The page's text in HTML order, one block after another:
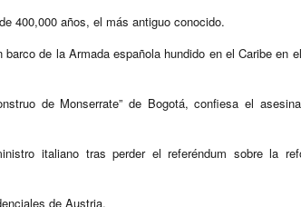
400,000 años, el más antiguo conocido.
de la Armada española hundido en el Caribe en
de Monserrate” de Bogotá, confiesa el
italiano tras perder el referéndum sobre la
de Austria.